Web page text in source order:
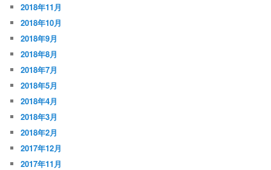
2018年11月
2018年10月
2018年9月
2018年8月
2018年7月
2018年5月
2018年4月
2018年3月
2018年2月
2017年12月
2017年11月